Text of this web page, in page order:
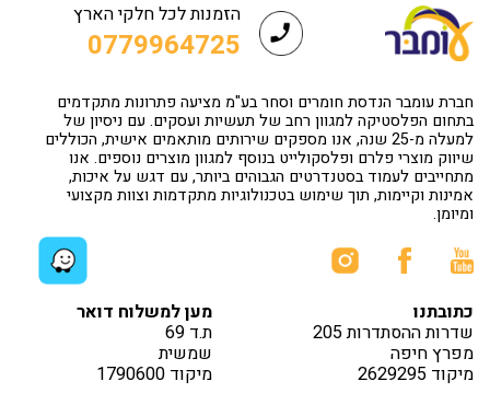
הזמנות לכל חלקי הארץ
0779964725
חברת עומבר הנדסת חומרים וסחר בע"מ מציעה פתרונות מתקדמים
בתחום הפלסטיקה למגוון רחב של תעשיות ועסקים. עם ניסיון של
למעלה מ-25 שנה, אנו מספקים שירותים מותאמים אישית, הכוללים
שיווק מוצרי פלרם ופלסקולייט בנוסף למגוון מוצרים נוספים. אנו
מתחייבים לעמוד בסטנדרטים הגבוהים ביותר, עם דגש על איכות,
אמינות וקיימות, תוך שימוש בטכנולוגיות מתקדמות וצוות מקצועי
ומיומן.
כתובתנו
שדרות ההסתדרות 205
מפרץ חיפה
מיקוד 2629295
מען למשלוח דואר
ת.ד 69
שמשית
מיקוד 1790600